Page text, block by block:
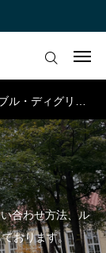
学部とは？
英語コース
ポーランドと日本の大学のダブル・ディグリー・プログラム
合わせ方法、ル
おります。